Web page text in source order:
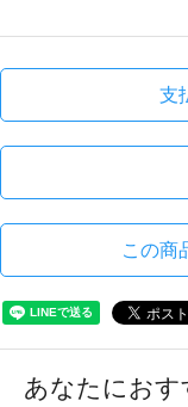
支
この商
あなたにおす